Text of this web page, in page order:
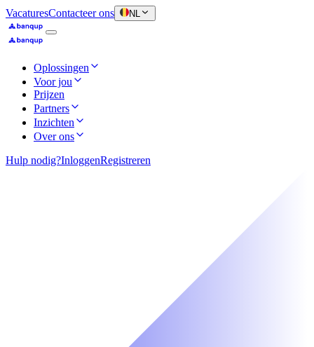
VacaturesContacteer ons NL
Oplossingen
Voor jou
Prijzen
Partners
Inzichten
Over ons
Hulp nodig?InloggenRegistreren